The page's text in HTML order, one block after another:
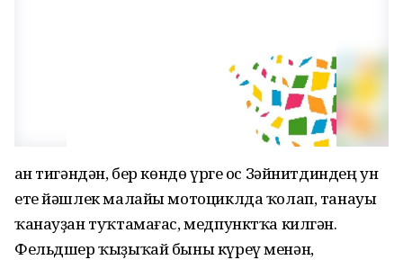
Ҡан тигәндән, бер көндө үрге ос Зәйнитдиндең ун
ете йәшлек малайы мотоциклда ҡолап, танауы
ҡанауҙан туҡтамағас, медпунктҡа килгән.
Фельдшер ҡыҙыҡай быны күреү менән,